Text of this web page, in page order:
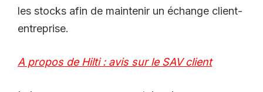
les stocks afin de maintenir un échange client-
entreprise.
A propos de Hilti : avis sur le SAV client